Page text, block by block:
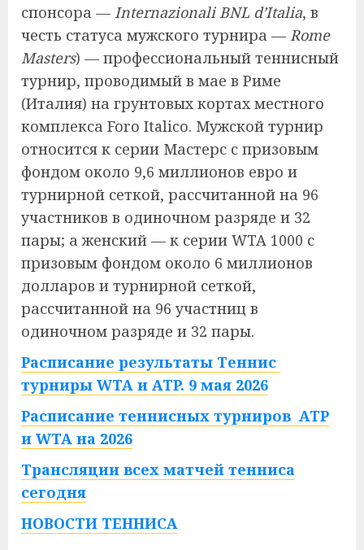
спонсора — Internazionali BNL d’Italia, в
честь статуса мужского турнира — Rome
Masters) — профессиональный теннисный
турнир, проводимый в мае в Риме
(Италия) на грунтовых кортах местного
комплекса Foro Italico. Мужской турнир
относится к серии Мастерс с призовым
фондом около 9,6 миллионов евро и
турнирной сеткой, рассчитанной на 96
участников в одиночном разряде и 32
пары; а женский — к серии WTA 1000 с
призовым фондом около 6 миллионов
долларов и турнирной сеткой,
рассчитанной на 96 участниц в
одиночном разряде и 32 пары.
Расписание результаты Теннис
турниры WTA и ATP. 9 мая 2026
Расписание теннисных турниров ATP
и WTA на 2026
Трансляции всех матчей тенниса
сегодня
НОВОСТИ ТЕННИСА